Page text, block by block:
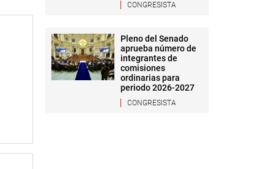
CONGRESISTA
Pleno del Senado
aprueba número de
integrantes de
comisiones
ordinarias para
periodo 2026-2027
CONGRESISTA